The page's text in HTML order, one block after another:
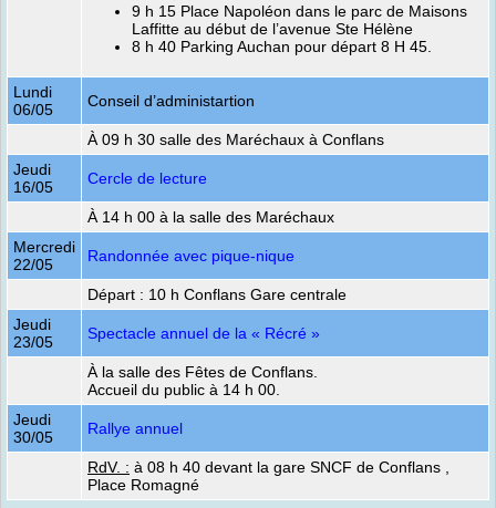
9 h 15 Place Napoléon dans le parc de Maisons
Laffitte au début de l’avenue Ste Hélène
8 h 40 Parking Auchan pour départ 8 H 45.
Lundi
06/05
Conseil d’administartion
À 09 h 30 salle des Maréchaux à Conflans
Jeudi
16/05
Cercle de lecture
À 14 h 00 à la salle des Maréchaux
Mercredi
22/05
Randonnée avec pique-nique
Départ : 10 h Conflans Gare centrale
Jeudi
23/05
Spectacle annuel de la « Récré »
À la salle des Fêtes de Conflans.
Accueil du public à 14 h 00.
Jeudi
30/05
Rallye annuel
RdV. : à 08 h 40 devant la gare SNCF de Conflans ,
Place Romagné